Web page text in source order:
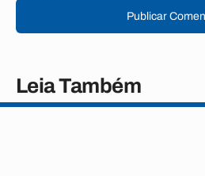
Publicar
Leia Também